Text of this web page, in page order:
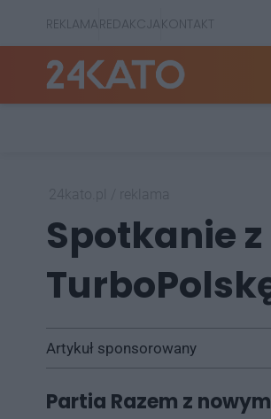
REKLAMAREDAKCJAKONTAKT
Spotkanie
Artykuł sponsorowany
Partia Razem z